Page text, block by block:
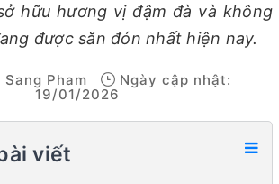
hữu hương vị đậm đà và không
được săn đón nhất hiện nay.
Sang Pham
Ngày cập nhật:
19/01/2026
viết